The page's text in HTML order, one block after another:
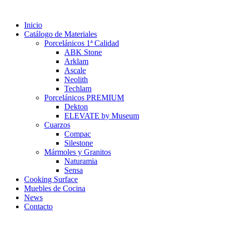
Inicio
Catálogo de Materiales
Porcelánicos 1ª Calidad
ABK Stone
Arklam
Ascale
Neolith
Techlam
Porcelánicos PREMIUM
Dekton
ELEVATE by Museum
Cuarzos
Compac
Silestone
Mármoles y Granitos
Naturamia
Sensa
Cooking Surface
Muebles de Cocina
News
Contacto